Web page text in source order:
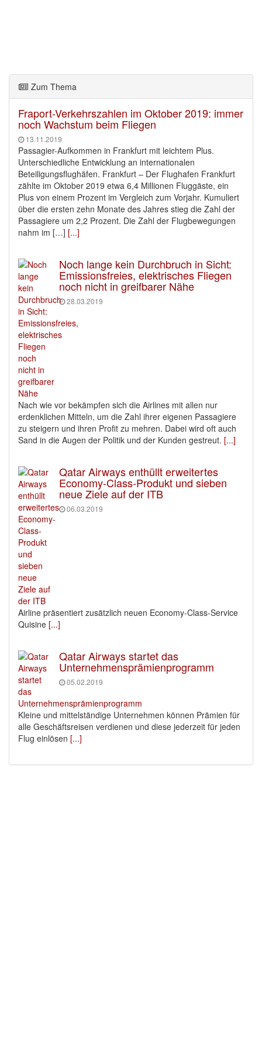
Zum Thema
Fraport-Verkehrszahlen im Oktober 2019: immer
noch Wachstum beim Fliegen
13.11.2019
Passagier-Aufkommen in Frankfurt mit leichtem Plus.
Unterschiedliche Entwicklung an internationalen
Beteiligungsflughäfen. Frankfurt – Der Flughafen Frankfurt
zählte im Oktober 2019 etwa 6,4 Millionen Fluggäste, ein
Plus von einem Prozent im Vergleich zum Vorjahr. Kumuliert
über die ersten zehn Monate des Jahres stieg die Zahl der
Passagiere um 2,2 Prozent. Die Zahl der Flugbewegungen
nahm im […] [...]
Noch lange kein Durchbruch in Sicht:
Emissionsfreies, elektrisches Fliegen
noch nicht in greifbarer Nähe
28.03.2019
Nach wie vor bekämpfen sich die Airlines mit allen nur
erdenklichen Mitteln, um die Zahl ihrer eigenen Passagiere
zu steigern und ihren Profit zu mehren. Dabei wird oft auch
Sand in die Augen der Politik und der Kunden gestreut. [...]
Qatar Airways enthüllt erweitertes
Economy-Class-Produkt und sieben
neue Ziele auf der ITB
06.03.2019
Airline präsentiert zusätzlich neuen Economy-Class-Service
Quisine [...]
Qatar Airways startet das
Unternehmensprämienprogramm
05.02.2019
Kleine und mittelständige Unternehmen können Prämien für
alle Geschäftsreisen verdienen und diese jederzeit für jeden
Flug einlösen [...]